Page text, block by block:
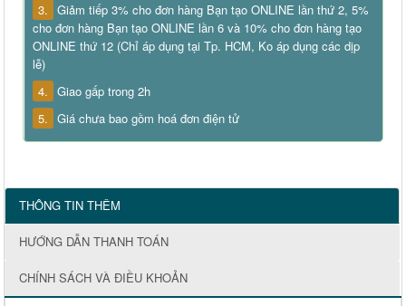
3. Giảm tiếp 3% cho đơn hàng Bạn tạo ONLINE lần thứ 2, 5%
cho đơn hàng Bạn tạo ONLINE lần 6 và 10% cho đơn hàng tạo
ONLINE thứ 12 (Chỉ áp dụng tại Tp. HCM, Ko áp dụng các dịp
lễ)
4. Giao gấp trong 2h
5. Giá chưa bao gồm hoá đơn điện tử
THÔNG TIN THÊM
HƯỚNG DẪN THANH TOÁN
CHÍNH SÁCH VÀ ĐIỀU KHOẢN